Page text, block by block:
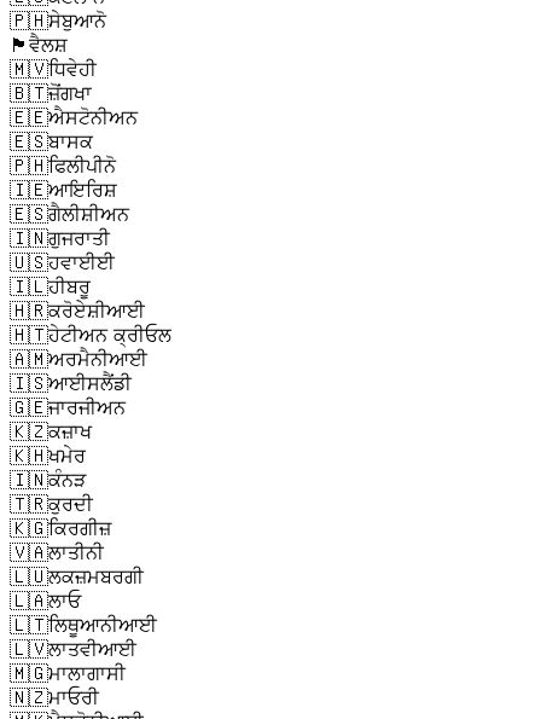
🇵🇭ਸੇਬੁਆਨੋ
🏴󠁧󠁢󠁷󠁬󠁳󠁿 ਵੈਲਸ਼
🇲🇻ਧਿਵੇਹੀ
🇧🇹ਜ਼ੋਂਗਖਾ
🇪🇪ਐਸਟੋਨੀਅਨ
🇪🇸ਬਾਸਕ
🇵🇭ਫਿਲੀਪੀਨੋ
🇮🇪ਆਇਰਿਸ਼
🇪🇸ਗੈਲੀਸ਼ੀਅਨ
🇮🇳ਗੁਜਰਾਤੀ
🇺🇸ਹਵਾਈਈ
🇮🇱ਹੀਬਰੂ
🇭🇷ਕਰੋਏਸ਼ੀਆਈ
🇭🇹ਹੇਟੀਅਨ ਕ੍ਰੀਓਲ
🇦🇲ਅਰਮੈਨੀਆਈ
🇮🇸ਆਈਸਲੈਂਡੀ
🇬🇪ਜਾਰਜੀਅਨ
🇰🇿ਕਜ਼ਾਖ
🇰🇭ਖਮੇਰ
🇮🇳ਕੰਨੜ
🇹🇷ਕੁਰਦੀ
🇰🇬ਕਿਰਗੀਜ਼
🇻🇦ਲਾਤੀਨੀ
🇱🇺ਲਕਜ਼ਮਬਰਗੀ
🇱🇦ਲਾਓ
🇱🇹ਲਿਥੂਆਨੀਆਈ
🇱🇻ਲਾਤਵੀਆਈ
🇲🇬ਮਾਲਾਗਾਸੀ
🇳🇿ਮਾਓਰੀ